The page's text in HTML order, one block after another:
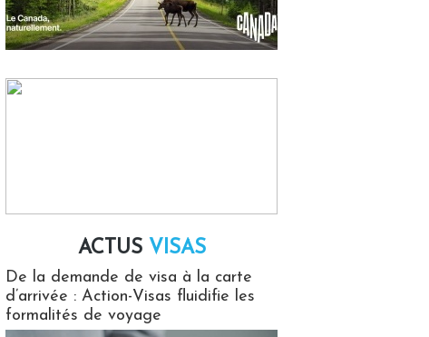
ACTUS VISAS
De la demande de visa à la carte
d’arrivée : Action-Visas fluidifie les
formalités de voyage